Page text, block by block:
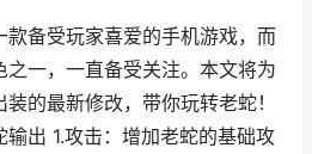
备受玩家喜爱的手机游戏，而
一，一直备受关注。本文将为
的最新修改，带你玩转老蛇！
出 1.攻击：增加老蛇的基础攻